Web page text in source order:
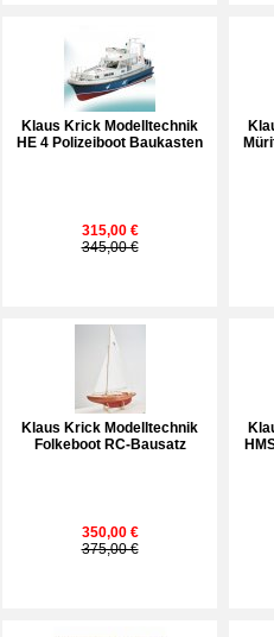
Klaus Krick Modelltechnik
HE 4 Polizeiboot Baukasten
315,00 €
345,00 €
Klaus Krick Modelltechnik
Folkeboot RC-Bausatz
350,00 €
375,00 €